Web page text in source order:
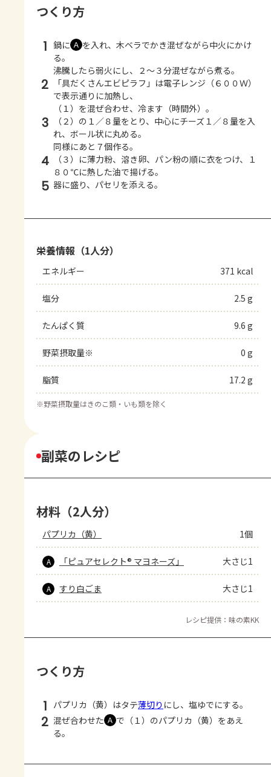
つくり方
1 鍋に Ａ を入れ、木ベラでかき混ぜながら中火にかけ
る。
沸騰したら弱火にし、２～３分混ぜながら煮る。
2
「具だくさんエビピラフ」は電子レンジ（６００Ｗ）
で表示通りに加熱し、
（１）を混ぜ合わせ、冷ます（時間外）。
3
（２）の１／８量をとり、中心にチーズ１／８量を入
れ、ボール状に丸める。
同様にあと７個作る。
4
（３）に薄力粉、溶き卵、パン粉の順に衣をつけ、１
８０℃に熱した油で揚げる。
5 器に盛り、パセリを添える。
栄養情報（1人分）
エネルギー 371 kcal
塩分 2.5 g
たんぱく質 9.6 g
野菜摂取量※ 0 g
脂質 17.2 g
※野菜摂取量はきのこ類・いも類を除く
副菜のレシピ
材料（2人分）
パプリカ（黄） 1個
A 「ピュアセレクト® マヨネーズ」 大さじ1
A すり白ごま 大さじ1
レシピ提供：味の素KK
つくり方
1 パプリカ（黄）はタテ薄切り にし、塩ゆでにする。
2 混ぜ合わせた Ａ で（１）のパプリカ（黄）をあえ
る。